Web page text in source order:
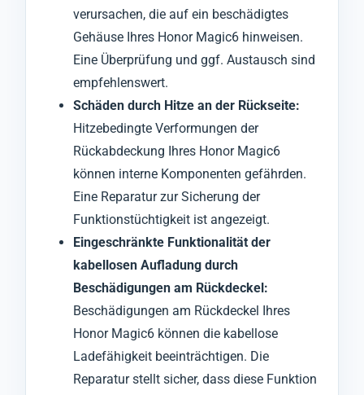
verursachen, die auf ein beschädigtes
Gehäuse Ihres Honor Magic6 hinweisen.
Eine Überprüfung und ggf. Austausch sind
empfehlenswert.
Schäden durch Hitze an der Rückseite:
Hitzebedingte Verformungen der
Rückabdeckung Ihres Honor Magic6
können interne Komponenten gefährden.
Eine Reparatur zur Sicherung der
Funktionstüchtigkeit ist angezeigt.
Eingeschränkte Funktionalität der
kabellosen Aufladung durch
Beschädigungen am Rückdeckel:
Beschädigungen am Rückdeckel Ihres
Honor Magic6 können die kabellose
Ladefähigkeit beeinträchtigen. Die
Reparatur stellt sicher, dass diese Funktion